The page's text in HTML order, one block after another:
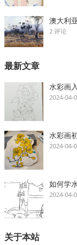
澳大利
2 评论
最新文章
水彩画
2024-04-
水彩画
2024-04-
如何学
2024-04-
关于本站